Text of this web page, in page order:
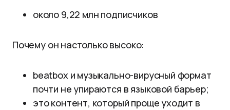
около 9,22 млн подписчиков
Почему он настолько высоко:
beatbox и музыкально-вирусный формат
почти не упираются в языковой барьер;
это контент, который проще уходит в